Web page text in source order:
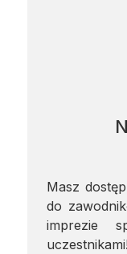
Masz
do
imprezie
uczestnikami!